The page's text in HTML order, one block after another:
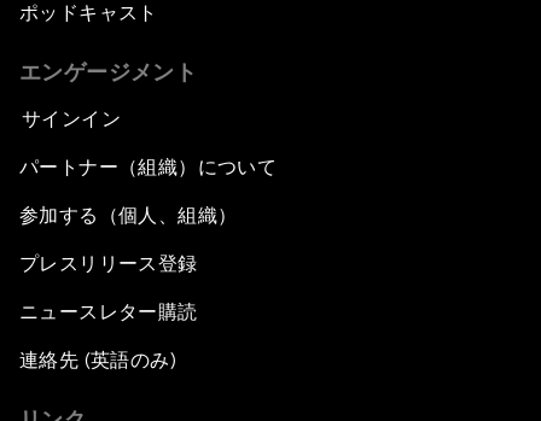
ポッドキャスト
エンゲージメント
サインイン
パートナー（組織）について
参加する（個人、組織）
プレスリリース登録
ニュースレター購読
連絡先 (英語のみ)